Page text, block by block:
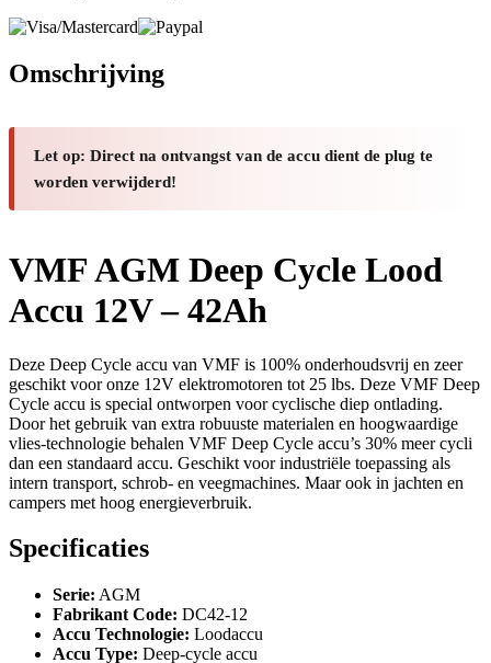
Omschrijving
Let op: Direct na ontvangst van de accu dient de plug te
worden verwijderd!
VMF AGM Deep Cycle Lood
Accu 12V – 42Ah
Deze Deep Cycle accu van VMF is 100% onderhoudsvrij en zeer
geschikt voor onze 12V elektromotoren tot 25 lbs. Deze VMF Deep
Cycle accu is special ontworpen voor cyclische diep ontlading.
Door het gebruik van extra robuuste materialen en hoogwaardige
vlies-technologie behalen VMF Deep Cycle accu’s 30% meer cycli
dan een standaard accu. Geschikt voor industriële toepassing als
intern transport, schrob- en veegmachines. Maar ook in jachten en
campers met hoog energieverbruik.
Specificaties
Serie: AGM
Fabrikant Code: DC42-12
Accu Technologie: Loodaccu
Accu Type: Deep-cycle accu